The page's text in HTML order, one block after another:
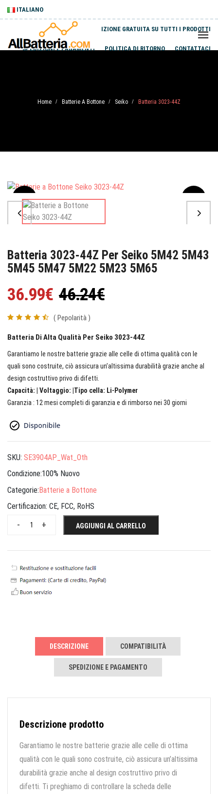
ITALIANO
SPEDIZIONE GRATUITA SU TUTTI I PRODOTTI
SPEDIZIONI E PAGAMENTI POLITICA DI RITORNO CONTATTACI
Home / Batterie A Bottone / Seiko / Batteria 3023-44Z
Sale
Batteria 3023-44Z Per Seiko 5M42 5M43
5M45 5M47 5M22 5M23 5M65
36.99€ 46.24€
( Pepolarità )
Batteria Di Alta Qualità Per Seiko 3023-44Z
Garantiamo le nostre batterie grazie alle celle di ottima qualità con le
quali sono costruite, ciò assicura un’altissima durabilità grazie anche al
design costruttivo privo di difetti.
Capacità: | Voltaggio: |Tipo cella: Li-Polymer
Garanzia : 12 mesi completi di garanzia e di rimborso nei 30 giorni
SKU: SE3904AP_Wat_Oth
Condizione:100% Nuovo
Categorie:Batterie a Bottone
Certificazion: CE, FCC, RoHS
+
- AGGIUNGI AL CARRELLO
DESCRIZIONE COMPATIBILITÀ
SPEDIZIONE E PAGAMENTO
Descrizione prodotto
Garantiamo le nostre batterie grazie alle celle di ottima
qualità con le quali sono costruite, ciò assicura un’altissima
durabilità grazie anche al design costruttivo privo di
difetti. Ti preghiamo di controllare la scheda delle